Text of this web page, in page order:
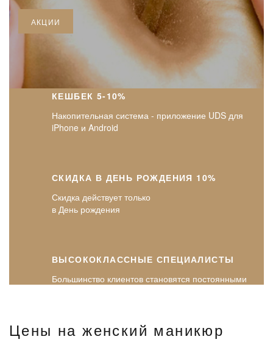
АКЦИИ
КЕШБЕК 5-10%
Накопительная система - приложение UDS для
iPhone и Android
СКИДКА В ДЕНЬ РОЖДЕНИЯ 10%
Скидка действует только
в День рождения
ВЫСОКОКЛАССНЫЕ СПЕЦИАЛИСТЫ
Большинство клиентов становятся постоянными
Цены на женский маникюр